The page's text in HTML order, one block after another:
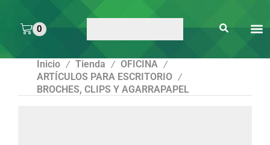
0
Inicio / Tienda / OFICINA /
ARTÍCULOS PARA ESCRITORIO /
BROCHES, CLIPS Y AGARRAPAPEL